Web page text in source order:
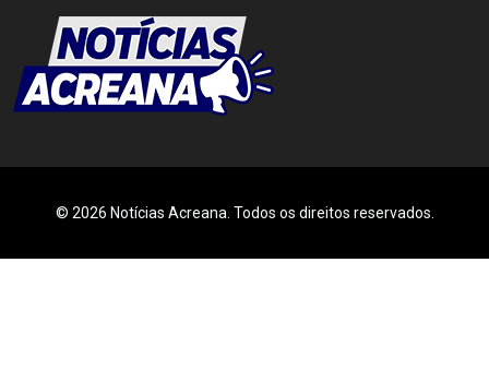
© 2026 Notícias Acreana. Todos os direitos reservados.